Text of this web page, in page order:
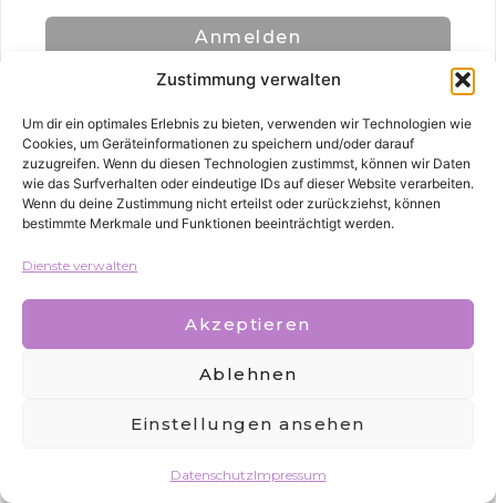
Zustimmung verwalten
Um dir ein optimales Erlebnis zu bieten, verwenden wir Technologien wie
Cookies, um Geräteinformationen zu speichern und/oder darauf
zuzugreifen. Wenn du diesen Technologien zustimmst, können wir Daten
wie das Surfverhalten oder eindeutige IDs auf dieser Website verarbeiten.
Wenn du deine Zustimmung nicht erteilst oder zurückziehst, können
bestimmte Merkmale und Funktionen beeinträchtigt werden.
Dienste verwalten
Akzeptieren
Ablehnen
Einstellungen ansehen
DatenschutzImpressum
Anmelden
Alle Rechte vorbehalten